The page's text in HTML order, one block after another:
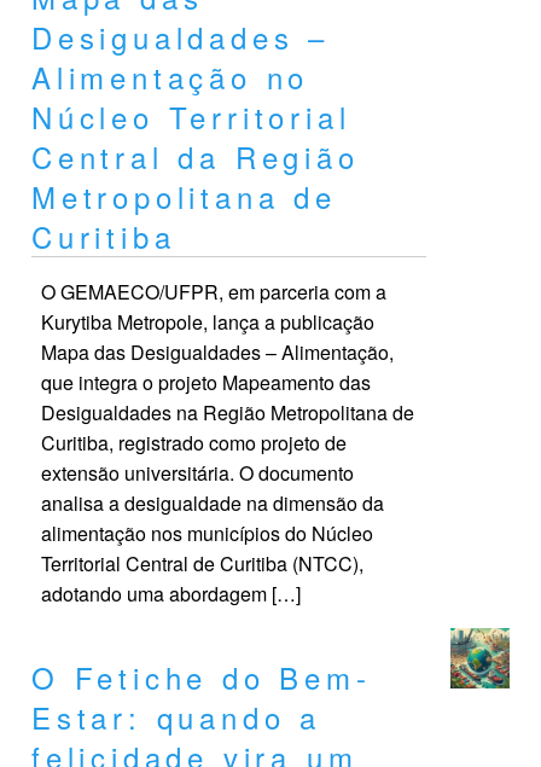
Desigualdades –
Alimentação no
Núcleo Territorial
Central da Região
Metropolitana de
Curitiba
O GEMAECO/UFPR, em parceria com a
Kurytiba Metropole, lança a publicação
Mapa das Desigualdades – Alimentação,
que integra o projeto Mapeamento das
Desigualdades na Região Metropolitana de
Curitiba, registrado como projeto de
extensão universitária. O documento
analisa a desigualdade na dimensão da
alimentação nos municípios do Núcleo
Territorial Central de Curitiba (NTCC),
adotando uma abordagem […]
O Fetiche do Bem-
Estar: quando a
felicidade vira um